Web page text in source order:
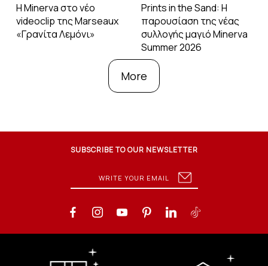
Η Minerva στο νέο
videoclip της Marseaux
«Γρανίτα Λεμόνι»
Prints in the Sand: Η
παρουσίαση της νέας
συλλογής μαγιό Minerva
Summer 2026
More
SUBSCRIBE TO OUR NEWSLETTER